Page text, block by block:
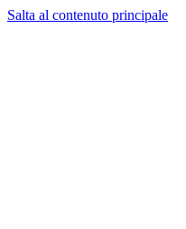
Salta al contenuto principale